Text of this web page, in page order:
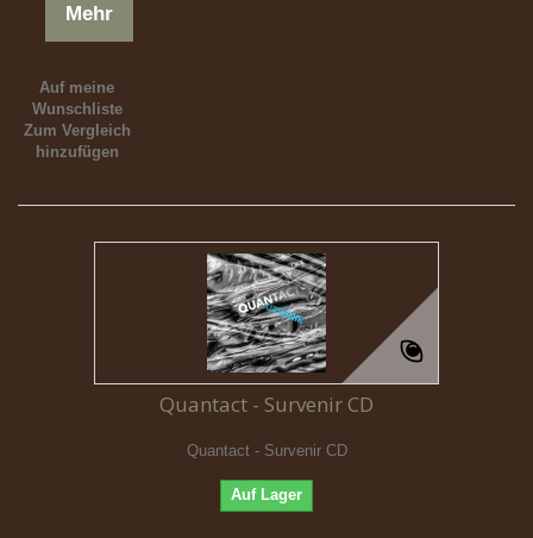
Mehr
Auf meine
Wunschliste
Zum Vergleich
hinzufügen
Quantact - Survenir CD
Quantact - Survenir CD
Auf Lager